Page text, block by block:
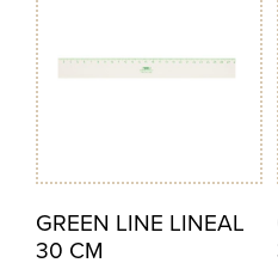
GREEN LINE LINEAL
30 CM